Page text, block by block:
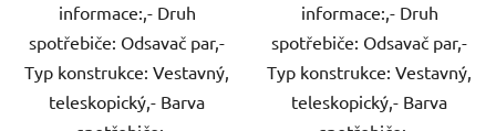
informace:,- Druh
spotřebiče: Odsavač par,-
Typ konstrukce: Vestavný,
teleskopický,- Barva
informace:,- Druh
spotřebiče: Odsavač par,-
Typ konstrukce: Vestavný,
teleskopický,- Barva